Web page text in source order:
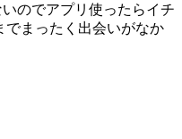
のでアプリ使ったらイチ
でまったく出会いがなか